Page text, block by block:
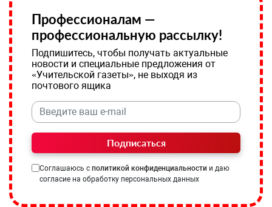
Профессионалам —
профессиональную рассылку!
Подпишитесь, чтобы получать актуальные
новости и специальные предложения от
«Учительской газеты», не выходя из
почтового ящика
Подписаться
Соглашаюсь с политикой конфиденциальности и даю
согласие на обработку персональных данных